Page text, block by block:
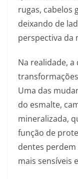
rugas, cabelos
deixando de
perspectiva da
Na realidade,
Uma das
do esmalte,
mineralizada,
função de
dentes
mais sensíveis